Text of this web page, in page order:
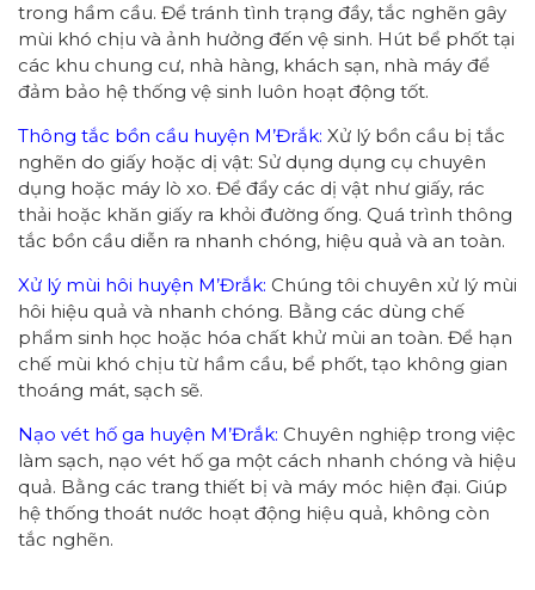
trong hầm cầu. Để tránh tình trạng đầy, tắc nghẽn gây
mùi khó chịu và ảnh hưởng đến vệ sinh. Hút bể phốt tại
các khu chung cư, nhà hàng, khách sạn, nhà máy để
đảm bảo hệ thống vệ sinh luôn hoạt động tốt.
Thông tắc bồn cầu huyện M’Đrắk: Xử lý bồn cầu bị tắc
nghẽn do giấy hoặc dị vật: Sử dụng dụng cụ chuyên
dụng hoặc máy lò xo. Để đẩy các dị vật như giấy, rác
thải hoặc khăn giấy ra khỏi đường ống. Quá trình thông
tắc bồn cầu diễn ra nhanh chóng, hiệu quả và an toàn.
Xử lý mùi hôi huyện M’Đrắk: Chúng tôi chuyên xử lý mùi
hôi hiệu quả và nhanh chóng. Bằng các dùng chế
phẩm sinh học hoặc hóa chất khử mùi an toàn. Để hạn
chế mùi khó chịu từ hầm cầu, bể phốt, tạo không gian
thoáng mát, sạch sẽ.
Nạo vét hố ga huyện M’Đrắk: Chuyên nghiệp trong việc
làm sạch, nạo vét hố ga một cách nhanh chóng và hiệu
quả. Bằng các trang thiết bị và máy móc hiện đại. Giúp
hệ thống thoát nước hoạt động hiệu quả, không còn
tắc nghẽn.